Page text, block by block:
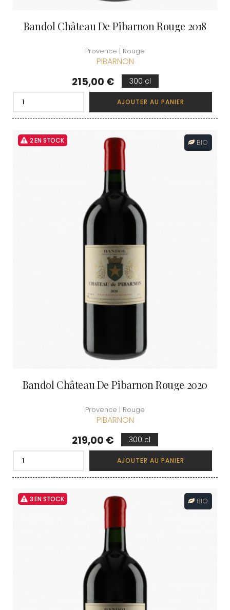
Bandol Château De Pibarnon Rouge 2018
Provence | Rouge
PIBARNON
Prix
215,00 € 300 cl
AJOUTER AU PANIER
2 EN STOCK BIO
Bandol Château De Pibarnon Rouge 2020
Provence | Rouge
PIBARNON
Prix
219,00 € 300 cl
AJOUTER AU PANIER
3 EN STOCK BIO